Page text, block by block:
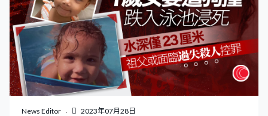
立即聘請師傅維修，遂向銀行借貸，申請於6月15日獲
批，兩人即預約師傅翌日上門維修冷氣，在等待過程期間
兩人疑中暑身亡。 女兒稱兩人習慣生活沒冷氣 鄰居未見
放狗揭發 夫婦女兒Roxana表示，父母習慣了在​​炎熱天氣下
工作，並且在沒有冷氣的環境長大，而母親早前亦購買了
風扇，認為他們已考慮實際情況就沒有問題。報道指，夫
婦亦沒有向任何人透露面臨的困難，並拒絕接受鄰居幫
助。最終鄰居當日發現夫婦未有如常放狗散步，隨即報
News Editor 2023年07月28日